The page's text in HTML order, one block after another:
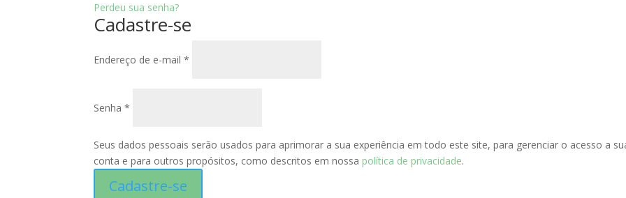
Perdeu sua senha?
Cadastre-se
Endereço de e-mail*
Senha*
Seus dados pessoais serão usados para aprimorar a sua experiência em todo este site, para gerenciar o acesso a
conta e para outros propósitos, como descritos em nossa política de privacidade.
Cadastre-se